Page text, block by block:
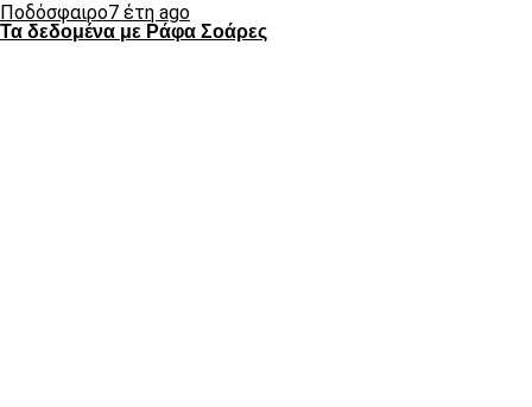
Ποδόσφαιρο7 έτη ago
Τα δεδομένα με Ράφα Σοάρες